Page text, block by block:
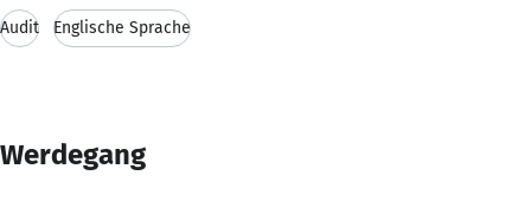
Audit Englische Sprache
Werdegang